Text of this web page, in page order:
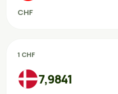
CHF
1 CHF
7,9841